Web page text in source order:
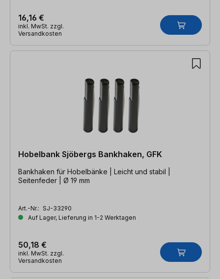
16,16 €
inkl. MwSt. zzgl.
Versandkosten
Hobelbank Sjöbergs Bankhaken, GFK
Bankhaken für Hobelbänke | Leicht und stabil |
Seitenfeder | Ø 19 mm
Art.-Nr.: SJ-33290
Auf Lager, Lieferung in 1-2 Werktagen
50,18 €
inkl. MwSt. zzgl.
Versandkosten